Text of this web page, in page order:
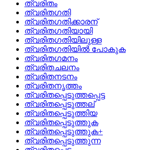
ത്വരിതം
ത്വരിതഗതി
ത്വരിതഗതിക്കാരന്
ത്വരിതഗതിയായി
ത്വരിതഗതിയിലുള്ള
ത്വരിതഗതിയില്‍ പോകുക
ത്വരിതഗമനം
ത്വരിതചലനം
ത്വരിതനടനം
ത്വരിതനൃത്തം
ത്വരിതപ്പെടുത്തപ്പെട്ട
ത്വരിതപ്പെടുത്തല്
ത്വരിതപ്പെടുത്തിയ
ത്വരിതപ്പെടുത്തുക
ത്വരിതപ്പെടുത്തുക+
ത്വരിതപ്പെടുത്തുന്ന